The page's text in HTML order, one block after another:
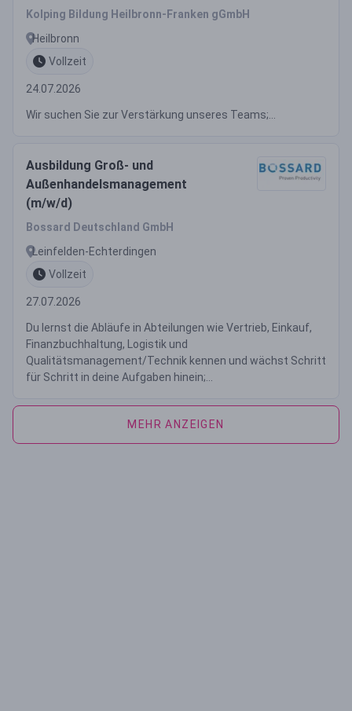
Kolping Bildung Heilbronn-Franken gGmbH
Heilbronn
Vollzeit
24.07.2026
Wir suchen Sie zur Verstärkung unseres Teams;...
Ausbildung Groß- und
Außenhandelsmanagement
(m/w/d)
Bossard Deutschland GmbH
Leinfelden-Echterdingen
Vollzeit
27.07.2026
Du lernst die Abläufe in Abteilungen wie Vertrieb, Einkauf,
Finanzbuchhaltung, Logistik und
Qualitätsmanagement/Technik kennen und wächst Schritt
für Schritt in deine Aufgaben hinein;...
MEHR ANZEIGEN